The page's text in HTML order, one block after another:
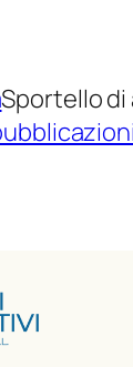
Sportello